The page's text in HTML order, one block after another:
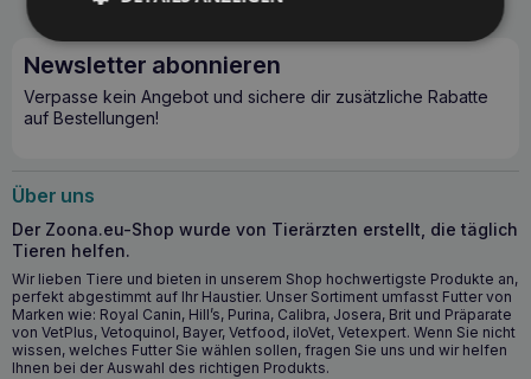
Mo. - Fr. 10:00 - 14:00
Newsletter abonnieren
Verpasse kein Angebot und sichere dir zusätzliche Rabatte
auf Bestellungen!
Über uns
Der Zoona.eu-Shop wurde von Tierärzten erstellt, die täglich
Tieren helfen.
Wir lieben Tiere und bieten in unserem Shop hochwertigste Produkte an,
perfekt abgestimmt auf Ihr Haustier. Unser Sortiment umfasst Futter von
Marken wie: Royal Canin, Hill’s, Purina, Calibra, Josera, Brit und Präparate
von VetPlus, Vetoquinol, Bayer, Vetfood, iloVet, Vetexpert. Wenn Sie nicht
wissen, welches Futter Sie wählen sollen, fragen Sie uns und wir helfen
Ihnen bei der Auswahl des richtigen Produkts.